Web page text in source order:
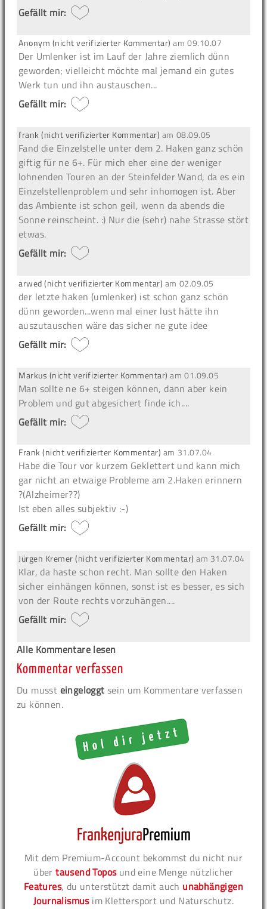
Gefällt mir:
Anonym (nicht verifizierter Kommentar) am09.10.07
Der Umlenker ist im Lauf der Jahre ziemlich dünn
geworden; vielleicht möchte mal jemand ein gutes
Werk tun und ihn austauschen...
Gefällt mir:
frank (nicht verifizierter Kommentar) am 08.09.05
Fand die Einzelstelle unter dem 2. Haken ganz schön
giftig für ne 6+. Für mich eher eine der weniger
lohnenden Touren an der Steinfelder Wand, da es ein
Einzelstellenproblem und sehr inhomogen ist. Aber
das Ambiente ist schon geil, wenn da abends die
Sonne reinscheint. :) Nur die (sehr) nahe Strasse stört
etwas.
Gefällt mir:
arwed (nicht verifizierter Kommentar) am 02.09.05
der letzte haken (umlenker) ist schon ganz schön
dünn geworden...wenn mal einer lust hätte ihn
auszutauschen wäre das sicher ne gute idee
Gefällt mir:
Markus (nicht verifizierter Kommentar) am01.09.05
Man sollte ne 6+ steigen können, dann aber kein
Problem und gut abgesichert finde ich....
Gefällt mir:
Frank (nicht verifizierter Kommentar) am 31.07.04
Habe die Tour vor kurzem Geklettert und kann mich
gar nicht an etwaige Probleme am 2.Haken erinnern
?(Alzheimer??)
Ist eben alles subjektiv :-)
Gefällt mir:
Jürgen Kremer (nicht verifizierter Kommentar) am 31.07.04
Klar, da haste schon recht. Man sollte den Haken
sicher einhängen können, sonst ist es besser, es sich
von der Route rechts vorzuhängen....
Gefällt mir:
Alle Kommentare lesen
Kommentar verfassen
Du musst eingeloggt sein um Kommentare verfassen
zu können.
Mit dem Premium-Account bekommst du nicht nur
übertausend Toposund eine Menge nützlicher
Features, du unterstützt damit auch unabhängigen
Journalismusim Klettersport und Naturschutz.